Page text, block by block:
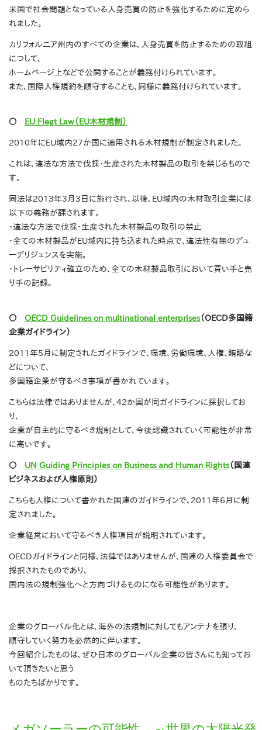
米国で社会問題となっている人身売買の防止を強化するために定めら
れました。
カリフォルニア州内のすべての企業は、人身売買を防止するための取組
につして、
ホームページ上などで公開することが義務付けられています。
また、国際人権規約を順守することも、同様に義務付けられています。
〇 EU Flegt Law（EU木材規制）
2010年にEU域内27か国に適用される木材規制が制定されました。
これは、違法な方法で伐採・生産された木材製品の取引を禁じるもので
す。
同法は2013年3月3日に施行され、以後、EU域内の木材取引企業には
以下の義務が課されます。
・違法な方法で伐採・生産された木材製品の取引の禁止
・全ての木材製品がEU域内に持ち込まれた時点で、違法性有無のデュ
ーデリジェンスを実施。
・トレーサビリティ確立のため、全ての木材製品取引において買い手と売
り手の記録。
〇 OECD Guidelines on multinational enterprises（OECD多国籍
企業ガイドライン）
2011年5月に制定されたガイドラインで、環境、労働環境、人権、賄賂な
どについて、
多国籍企業が守るべき事項が書かれています。
こちらは法律ではありませんが、42か国が同ガイドラインに採択してお
り、
企業が自主的に守るべき規制として、今後認識されていく可能性が非常
に高いです。
〇 UN Guiding Principles on Business and Human Rights（国連
ビジネスおよび人権原則）
こちらも人権について書かれた国連のガイドラインで、2011年6月に制
定されました。
企業経営において守るべき人権項目が説明されています。
OECDガイドラインと同様、法律ではありませんが、国連の人権委員会で
採択されたものであり、
国内法の規制強化へと方向づけるものになる可能性があります。
企業のグローバル化とは、海外の法規制に対してもアンテナを張り、
順守していく努力を必然的に伴います。
今回紹介したものは、ぜひ日本のグローバル企業の皆さんにも知ってお
いて頂きたいと思う
ものたちばかりです。